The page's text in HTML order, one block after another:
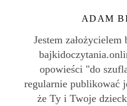
ADAM
Jestem
opowieści "do
regularnie publikować
że Ty i Twoje